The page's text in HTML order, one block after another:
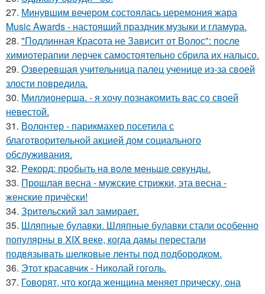
27. Минувшим вечером состоялась церемония жара
Music Awards - настоящий праздник музыки и гламура.
28. "Подлинная Красота не Зависит от Волос": после
химиотерапии лерчек самостоятельно сбрила их налысо.
29. Озверевшая учительница палец ученице из-за своей
злости повредила.
30. Миллионерша. - я хочу познакомить вас со своей
невестой.
31. Волонтер - парикмахер посетила с
благотворительной акцией дом социального
обслуживания.
32. Peкopд: пpoбыть нa вoлe мeньшe ceкyнды.
33. Прошлая весна - мужские стрижки, эта весна -
женские причёски!
34. Зрительский зал замирает.
35. Шляпные булавки. Шляпные булавки стали особенно
популярны в XIX веке, когда дамы перестали
подвязывать шелковые ленты под подбородком.
36. Этот красавчик - Николай гоголь.
37. Говорят, что когда женщина меняет прическу, она